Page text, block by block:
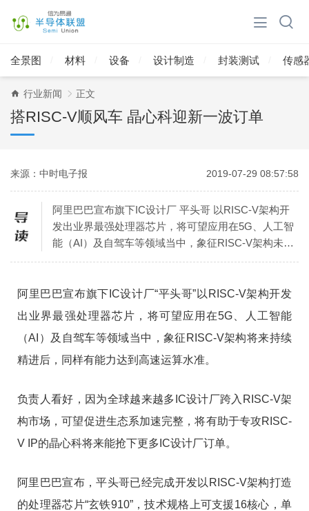
全景图 材料 设备 设计制造 封装测试 传感
行业新闻 正文
搭RISC-V顺风车 晶心科迎新一波订单
来源：中时电子报 2019-07-29 08:57:58
阿里巴巴宣布旗下IC设计厂 平头哥 以RISC-V架构开
发出业界最强处理器芯片，将可望应用在5G、人工智
能（AI）及自驾车等领域当中，象征RISC-V架构未来
持续精进后，同样有能力达到高速运
阿里巴巴宣布旗下IC设计厂“平头哥”以RISC-V架构开发
出业界最强处理器芯片，将可望应用在5G、人工智能
（AI）及自驾车等领域当中，象征RISC-V架构将来持续
精进后，同样有能力达到高速运算水准。
负责人看好，因为全球越来越多IC设计厂跨入RISC-V架
构市场，可望促进生态系加速完整，将有助于专攻RISC-
V IP的晶心科将来能抢下更多IC设计厂订单。
阿里巴巴宣布，平头哥已经完成开发以RISC-V架构打造
的处理器芯片“玄铁910”，技术规格上可支援16核心，单